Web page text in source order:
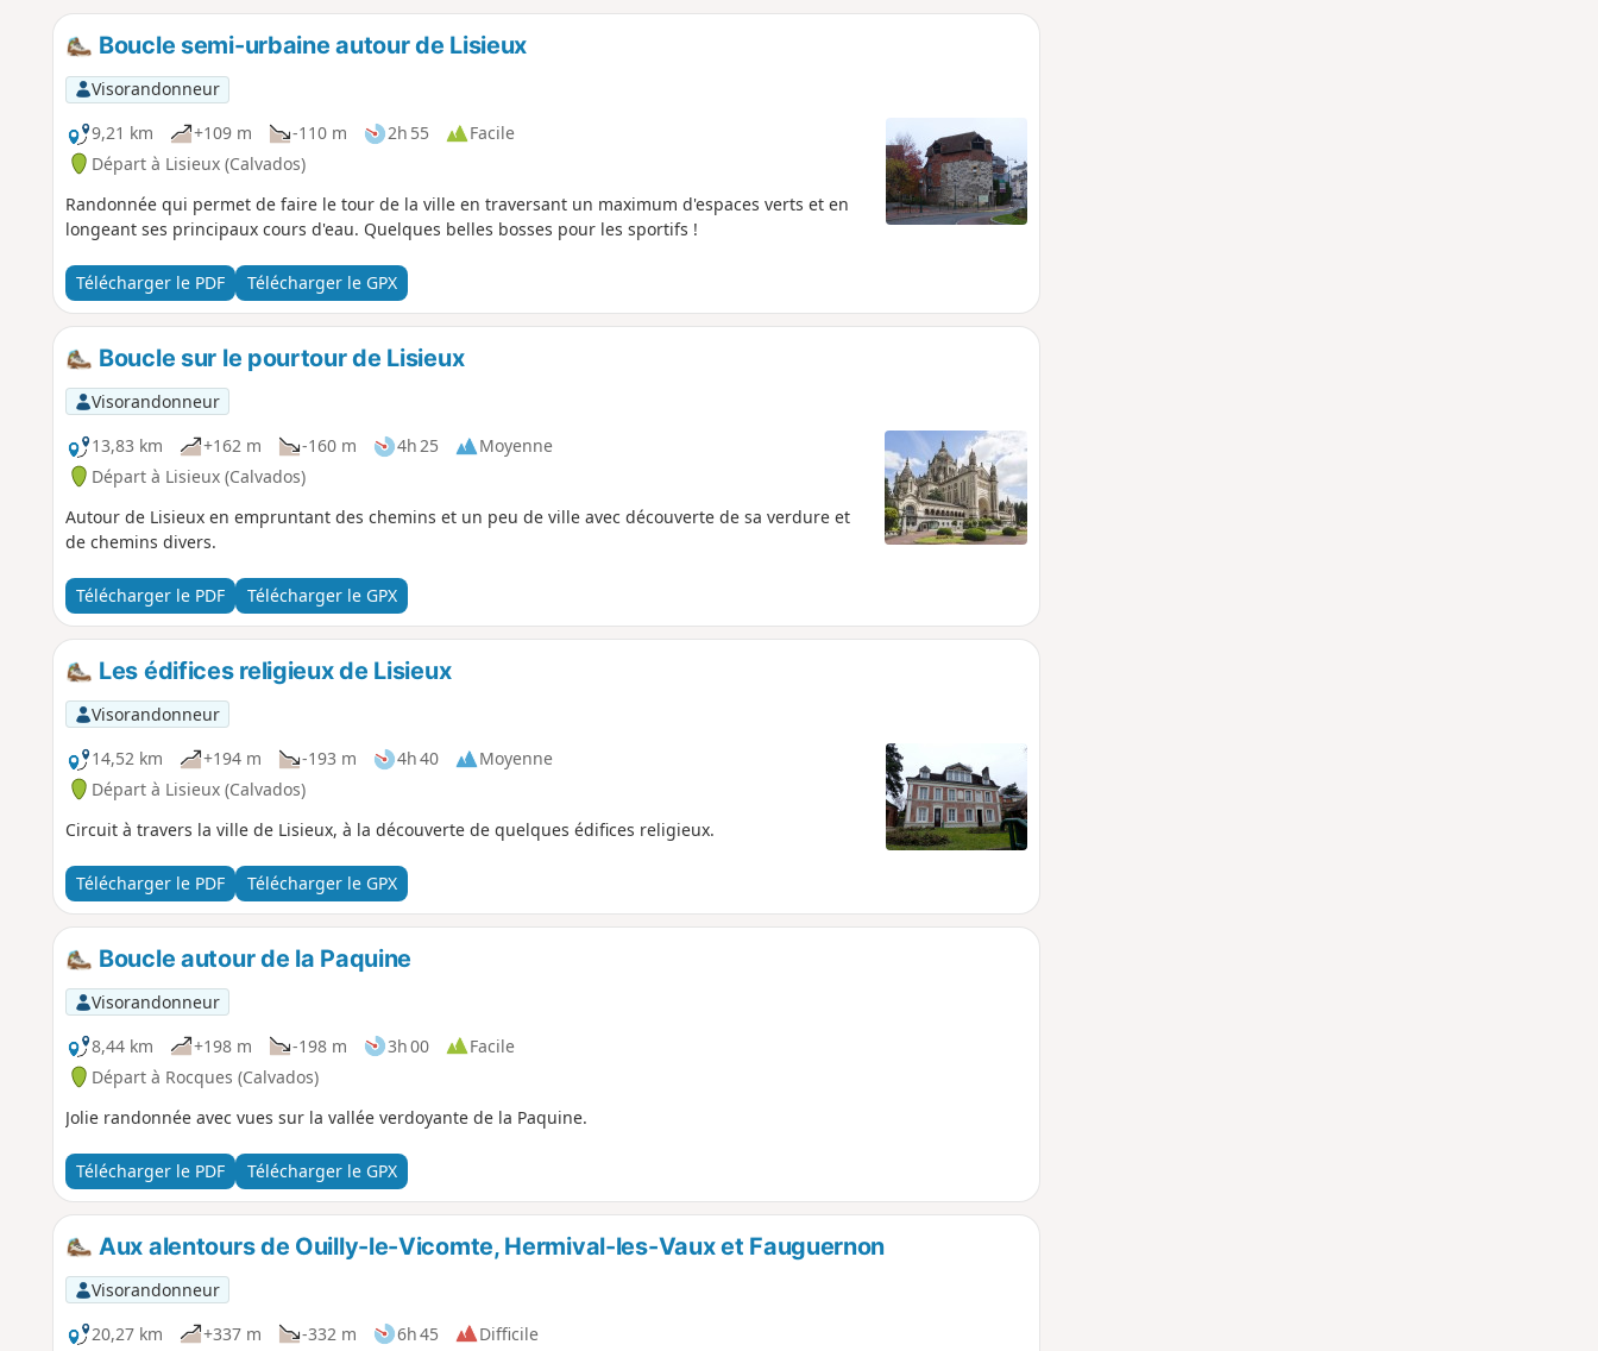
Boucle semi-urbaine autour de Lisieux
Visorandonneur
9,21 km
+109 m -110 m 2h 55
Facile
Départ à Lisieux (Calvados)
Randonnée qui permet de faire le tour de la ville en traversant un maximum d'espaces verts et en
longeant ses principaux cours d'eau. Quelques belles bosses pour les sportifs !
Télécharger le PDF Télécharger le GPX
Boucle sur le pourtour de Lisieux
Visorandonneur
13,83 km
+162 m -160 m 4h 25
Moyenne
Départ à Lisieux (Calvados)
Autour de Lisieux en empruntant des chemins et un peu de ville avec découverte de sa verdure et
de chemins divers.
Télécharger le PDF Télécharger le GPX
Les édifices religieux de Lisieux
Visorandonneur
14,52 km
+194 m -193 m 4h 40
Moyenne
Départ à Lisieux (Calvados)
Circuit à travers la ville de Lisieux, à la découverte de quelques édifices religieux.
Télécharger le PDF Télécharger le GPX
Boucle autour de la Paquine
Visorandonneur
8,44 km
+198 m -198 m 3h 00
Facile
Départ à Rocques (Calvados)
Jolie randonnée avec vues sur la vallée verdoyante de la Paquine.
Télécharger le PDF Télécharger le GPX
Aux alentours de Ouilly-le-Vicomte, Hermival-les-Vaux et Fauguernon
Visorandonneur
20,27 km
+337 m -332 m 6h 45
Difficile